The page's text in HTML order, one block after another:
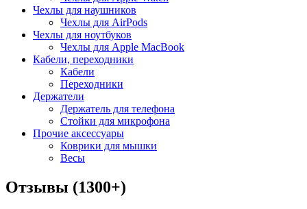
Чехлы для наушников
Чехлы для AirPods
Чехлы для ноутбуков
Чехлы для Apple MacBook
Кабели, переходники
Кабели
Переходники
Держатели
Держатель для телефона
Стойки для микрофона
Прочие аксессуары
Коврики для мышки
Весы
Отзывы (1300+)